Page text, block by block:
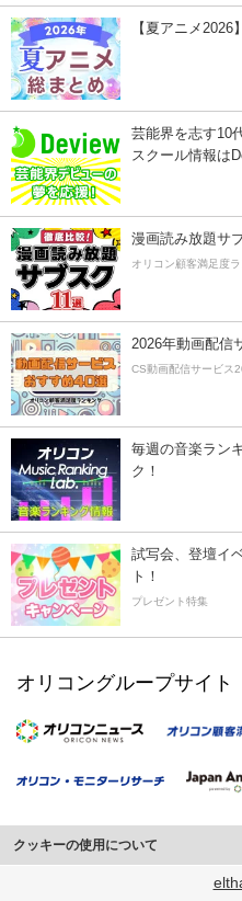
【夏アニメ
芸能界を志す10
スクール情報は
漫画読み放題サ
オリコン顧客満足度
2026年動画配信
CS動画配信サービス
毎週の音楽ラン
ク！
試写会、登壇イ
ト！
プレゼント特集
オリコングループサイト
クッキーの使用について
このサイトでは Cookie を使用して、